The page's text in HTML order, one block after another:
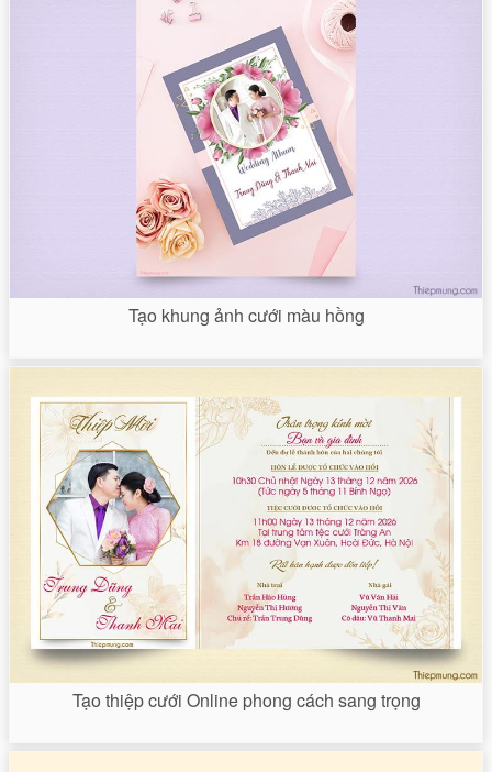
Tạo khung ảnh cưới màu hồng
Tạo thiệp cưới Online phong cách sang trọng